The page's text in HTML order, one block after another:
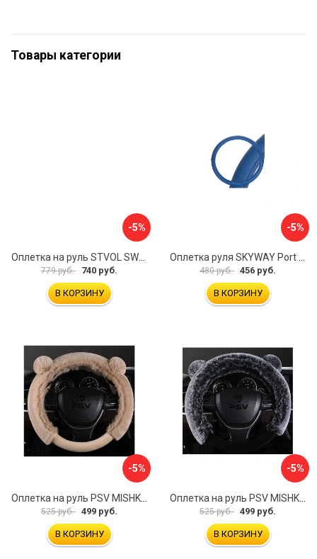
Товары категории
-5%
779 руб. 740 руб.
В КОРЗИНУ
-5%
480 руб. 456 руб.
В КОРЗИНУ
-5%
Оплетка на руль PSV MISHKA Premium 136099
525 руб. 499 руб.
В КОРЗИНУ
-5%
Оплетка на руль PSV MISHKA Premium 136095
525 руб. 499 руб.
В КОРЗИНУ